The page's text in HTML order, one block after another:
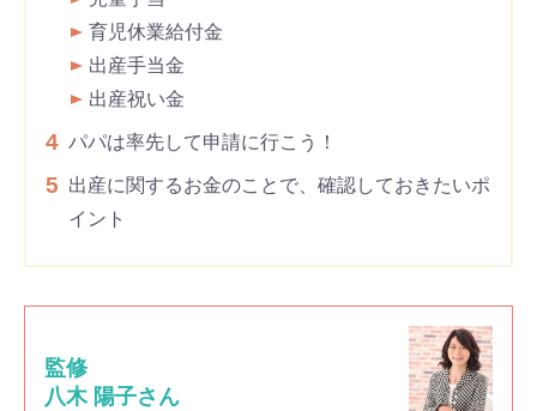
育児休業給付金
出産手当金
出産祝い金
4 パパは率先して申請に行こう！
5 出産に関するお金のことで、確認しておきたいポ
イント
監修
八木 陽子さん